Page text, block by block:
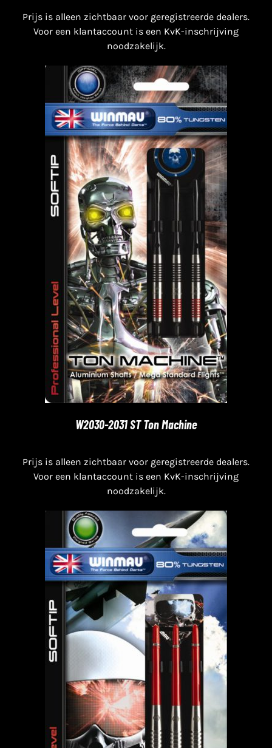
Prijs is alleen zichtbaar voor geregistreerde dealers.
Voor een klantaccount is een KvK-inschrijving
noodzakelijk.
W2030-2031 ST Ton Machine
Prijs is alleen zichtbaar voor geregistreerde dealers.
Voor een klantaccount is een KvK-inschrijving
noodzakelijk.